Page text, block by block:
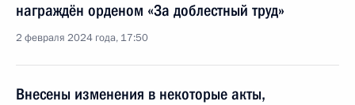
награждён орденом «За доблестный труд»
2 февраля 2024 года, 17:50
Внесены изменения в некоторые акты,